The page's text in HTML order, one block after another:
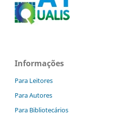
Informações
Para Leitores
Para Autores
Para Bibliotecários